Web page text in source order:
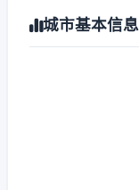
城市基本信息